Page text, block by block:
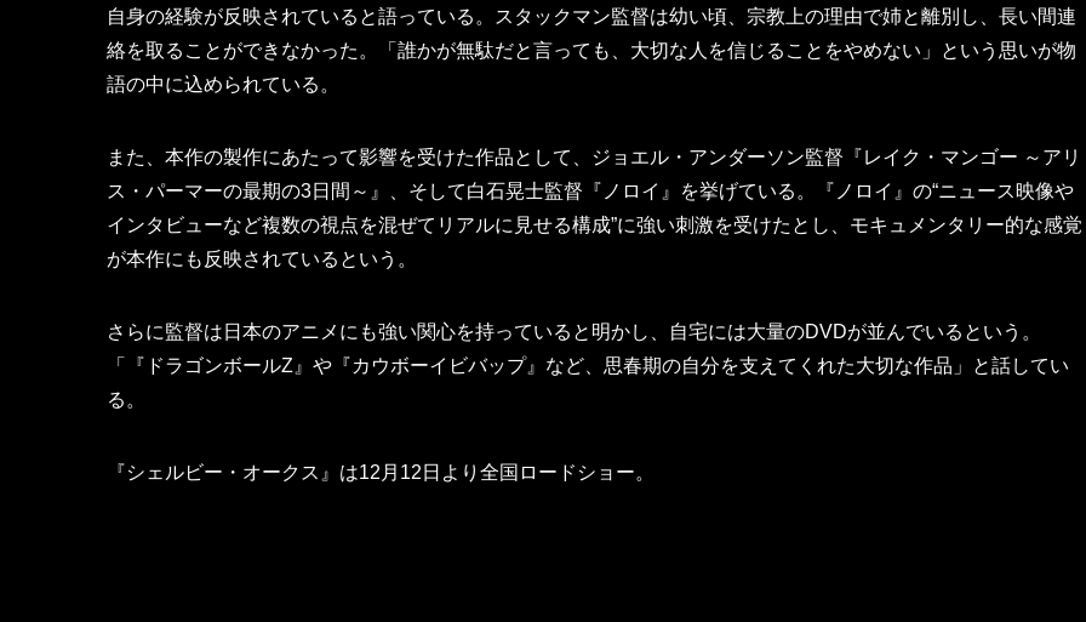
自身の経験が反映されていると語っている。スタックマン監督は幼い頃、宗教上の理由で姉と離別し、長い間連
絡を取ることができなかった。「誰かが無駄だと言っても、大切な人を信じることをやめない」という思いが物
語の中に込められている。
また、本作の製作にあたって影響を受けた作品として、ジョエル・アンダーソン監督『レイク・マンゴー ～アリ
ス・パーマーの最期の3日間～』、そして白石晃士監督『ノロイ』を挙げている。『ノロイ』の“ニュース映像や
インタビューなど複数の視点を混ぜてリアルに見せる構成”に強い刺激を受けたとし、モキュメンタリー的な感覚
が本作にも反映されているという。
さらに監督は日本のアニメにも強い関心を持っていると明かし、自宅には大量のDVDが並んでいるという。
「『ドラゴンボールZ』や『カウボーイビバップ』など、思春期の自分を支えてくれた大切な作品」と話してい
る。
『シェルビー・オークス』は12月12日より全国ロードショー。